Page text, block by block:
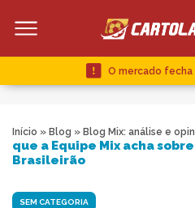
O mercado fecha
Início » Blog » Blog Mix: análise e
que a Equipe Mix acha
Brasileirão
SEM CATEGORIA